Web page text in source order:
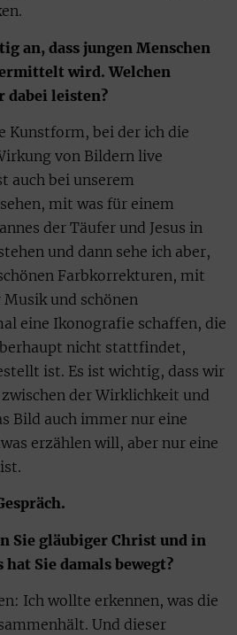
an, dass jungen Menschen
wird. Welchen
dabei leisten?
Kunstform, bei der ich die
von Bildern live
auch bei unserem
mit was für einem
der Täufer und Jesus in
und dann sehe ich aber,
Farbkorrekturen, mit
und schönen
eine Ikonografie schaffen, die
nicht stattfindet,
ist. Es ist wichtig, dass wir
der Wirklichkeit und
Bild auch immer nur eine
erzählen will, aber nur eine
Sie gläubiger Christ und in
Sie damals bewegt?
Ich wollte erkennen, was die
Und dieser